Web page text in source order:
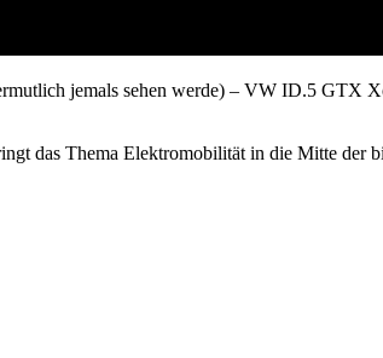
jemals sehen werde) – VW ID.5 GTX
das Thema Elektromobilität in die Mitte der